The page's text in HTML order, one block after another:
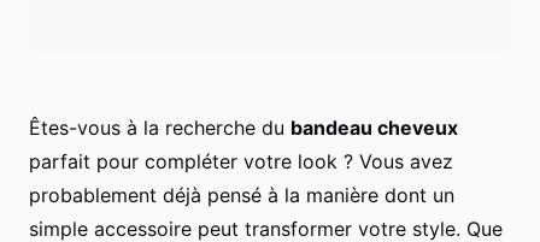
Êtes-vous à la recherche du bandeau cheveux
parfait pour compléter votre look ? Vous avez
probablement déjà pensé à la manière dont un
simple accessoire peut transformer votre style. Que